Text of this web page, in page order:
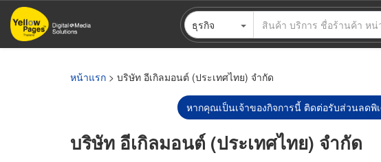
ข้าม
ไป
ธุรกิจ
หน้าแรก > บริษัท อีเกิลมอนต์ (ประเทศไทย) จำกัด
หากคุณเป็นเจ้าของกิจการนี้ ติดต่อรับส่วนลดพิ
บริษัท อีเกิลมอนต์ (ประเทศไทย) จำกัด